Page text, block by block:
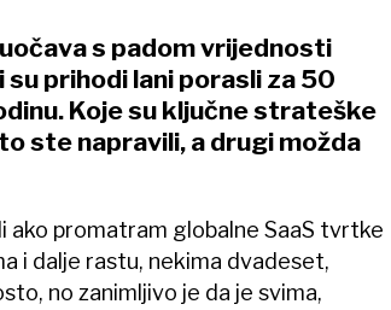
s padom vrijednosti
prihodi lani porasli za 50
Koje su ključne strateške
ste napravili, a drugi možda
ako promatram globalne SaaS tvrtke
i dalje rastu, nekima dvadeset,
no zanimljivo je da je svima,